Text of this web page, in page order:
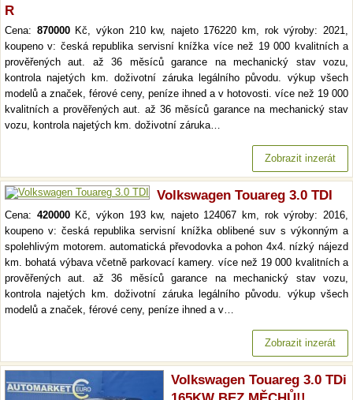
R
Cena: 870000Kč, výkon 210 kw, najeto 176220 km, rok výroby: 2021,
koupeno v: česká republika servisní knížka více než 19 000 kvalitních a
prověřených aut. až 36 měsíců garance na mechanický stav vozu,
kontrola najetých km. doživotní záruka legálního původu. výkup všech
modelů a značek, férové ceny, peníze ihned a v hotovosti. více než 19 000
kvalitních a prověřených aut. až 36 měsíců garance na mechanický stav
vozu, kontrola najetých km. doživotní záruka…
Zobrazit inzerát
Volkswagen Touareg 3.0 TDI
Cena: 420000Kč, výkon 193 kw, najeto 124067 km, rok výroby: 2016,
koupeno v: česká republika servisní knížka oblibené suv s výkonným a
spolehlivým motorem. automatická převodovka a pohon 4x4. nízký nájezd
km. bohatá výbava včetně parkovací kamery. více než 19 000 kvalitních a
prověřených aut. až 36 měsíců garance na mechanický stav vozu,
kontrola najetých km. doživotní záruka legálního původu. výkup všech
modelů a značek, férové ceny, peníze ihned a v…
Zobrazit inzerát
Volkswagen Touareg 3.0 TDi